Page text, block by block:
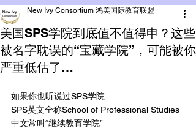
美国SPS学院到底值不值得申？这些
被名字耽误的“宝藏学院”，可能被你
严重低估了…
New Ivy Consortium 鸿美国际教育联盟
如果你也听说过SPS学院……
SPS英文全称School of Professional Studies
中文常叫“继续教育学院”